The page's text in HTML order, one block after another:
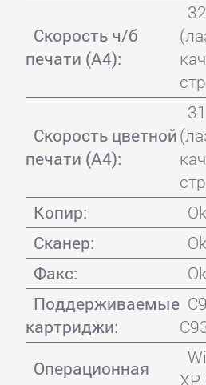
Скорость ч/б
печати (А4):
Скорость цветной
печати (А4):
Копир:
Ok
Сканер:
Ok
Факс:
Ok
Поддерживаемые
картриджи:
Операционная